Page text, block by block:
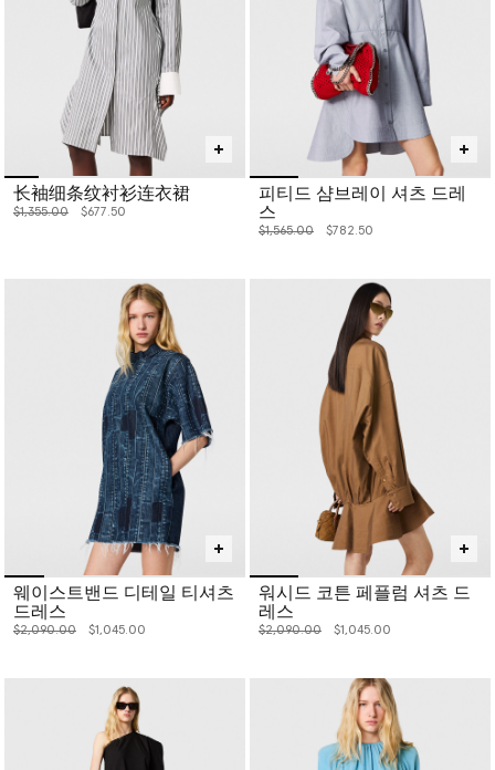
长袖细条纹衬衫连衣裙
价格从
$1,355.00下降至
$677.50
피티드 샴브레이 셔츠 드레
스
价格从
$1,565.00下降至
$782.50
웨이스트밴드 디테일 티셔츠
드레스
价格从
$2,090.00下降至
$1,045.00
워시드 코튼 페플럼 셔츠 드
레스
价格从
$2,090.00下降至
$1,045.00